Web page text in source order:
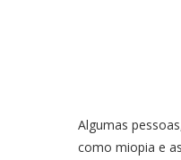
Algumas
como miopia e